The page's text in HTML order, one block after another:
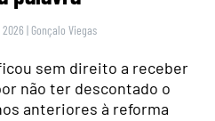
2026 | Gonçalo Viegas
sem direito a receber
não ter descontado o
anteriores à reforma